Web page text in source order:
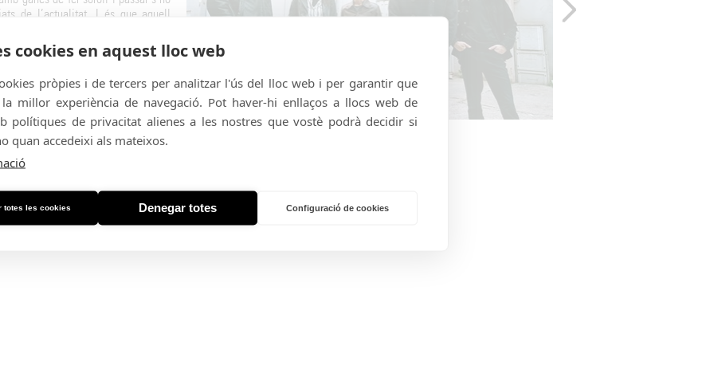
de l’actualitat. I és que aquell
agafant forma en un so que es
contemporanis, amb influències de
sense perdre el fil de referents
and Mary Chain.
mercúrics(NEU!, 2024) i l’EP
ara presentenMoviment oscil·lant
endavant cap a un so més cru,
encara més apretats.
cookies en aquest lloc web
pròpies i de tercers per analitzar l'ús del lloc web i per garantir que
millor experiència de navegació. Pot haver-hi enllaços a llocs web de
polítiques de privacitat alienes a les nostres que vostè podrà decidir si
quan accedeixi als mateixos.
totes les cookies Denegar totes Configuració de cookies